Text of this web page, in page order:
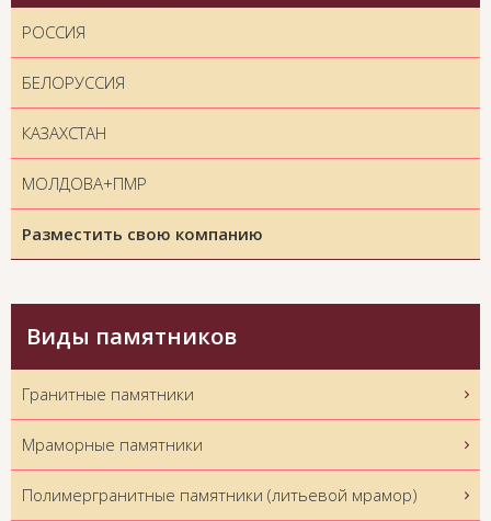
РОССИЯ
БЕЛОРУССИЯ
КАЗАХСТАН
МОЛДОВА+ПМР
Разместить свою компанию
Виды памятников
Гранитные памятники
Мраморные памятники
Полимергранитные памятники (литьевой мрамор)